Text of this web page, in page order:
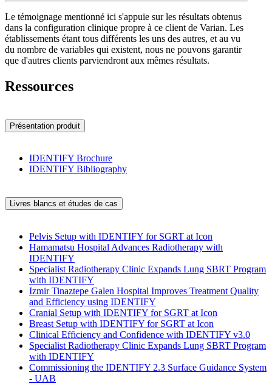
Le témoignage mentionné ici s'appuie sur les résultats obtenus
dans la configuration clinique propre à ce client de Varian. Les
établissements étant tous différents les uns des autres, et au vu
du nombre de variables qui existent, nous ne pouvons garantir
que d'autres clients parviendront aux mêmes résultats.
Ressources
Présentation produit
IDENTIFY Brochure
IDENTIFY Bibliography
Livres blancs et études de cas
Pelvis Setup with IDENTIFY for SGRT at Icon
Hamamatsu Hospital Advances Radiotherapy with
IDENTIFY
Specialist Radiotherapy Clinic Expands Lung SBRT Program
with IDENTIFY
Izmir Tinaztepe Galen Hospital Improves Treatment Quality
and Efficiency using IDENTIFY
Cranial Setup with IDENTIFY for SGRT at Icon
Breast Setup with IDENTIFY for SGRT at Icon
Clinical Efficiency and Confidence with IDENTIFY v3.0
Specialist Radiotherapy Clinic Expands Lung SBRT Program
with IDENTIFY
Commissioning the IDENTIFY 2.3 Surface Guidance System
- UAB